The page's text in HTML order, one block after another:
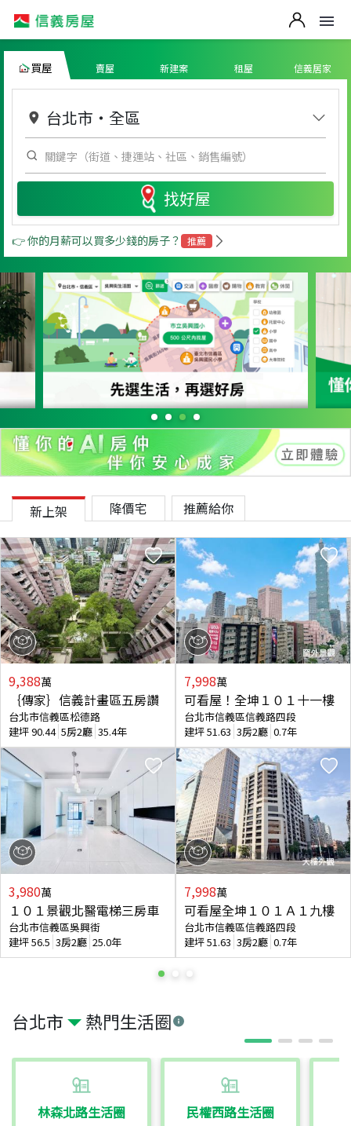
買屋 賣屋 新建案 租屋 信義居家
台北市 ・ 全區
找好屋
👉 你的月薪可以買多少錢的房子？ 推薦
台北市 熱門生活圈
林森北路生活圈 民權西路生活圈
新上架 降價宅 推薦給你
9,388萬
｛傳家｝信義計畫區五房讚
台北市信義區松德路
建坪90.44 5房2廳 35.4年
3,980萬
１０１景觀北醫電梯三房車
台北市信義區吳興街
建坪56.5 3房2廳 25.0年
7,998萬
可看屋！全坤１０１十一樓
台北市信義區信義路四段
建坪51.63 3房2廳 0.7年
7,998萬
可看屋全坤１０１Ａ１九樓
台北市信義區信義路四段
建坪51.63 3房2廳 0.7年